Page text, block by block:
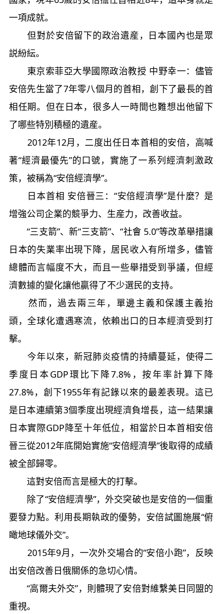
一項成就。
但對於安倍留下的政治遺産，日本國內也是眾
説紛紜。
東京索菲亞大學國際政治教授 中野幸一：儘管
安倍先生當了7年零八個月的首相，創下了最長的首
相任期。但在日本，很多人一時間也難想出他留下
了哪些特別積極的遺産。
2012年12月，二度出任日本首相的安倍，高喊
著“經濟最優先”的口號，實施了一系列經濟刺激政
策，被稱為“安倍經濟學”。
日本首相 安倍晉三：“安倍經濟學”是什麼？是
增強公司企業的競爭力、生産力，改善收益。
“三支箭”、新“三支箭”、“社會 5.0”等改革舉措讓
日本的失業率出現下降，居民收入有所增多，儘管
總體而言幅度不大，而且一些舉措受到爭議，但經
濟數據的變化讓他贏得了不少選民的支持。
然而，過去兩三年，單邊主義和保護主義抬
頭，全球化遭遇寒流，依賴出口的日本經濟受到打
擊。
今年以來，新冠肺炎疫情的持續蔓延，使得二
季度日本GDP環比下降7.8%，按年率計算下降
27.8%，創下1955年有記錄以來的最差表現。這已
是日本連續第3個季度出現經濟負增長，這一結果讓
日本實際GDP降至十年低位，相當於日本首相安倍
晉三從2012年底開始實施“安倍經濟學”後取得的成績
被全部歸零。
這對安倍而言是極大的打擊。
除了“安倍經濟學”，外交突破也是安倍的一個重
要發力點。利用長期執政的優勢，安倍試圖施展“俯
瞰地球儀外交”。
2015年9月，一次外交場合的“安倍小跑”，反映
出安倍改善日俄關係的急切心情。
“高爾夫外交”，則體現了安倍對維繫美日同盟的
重視。